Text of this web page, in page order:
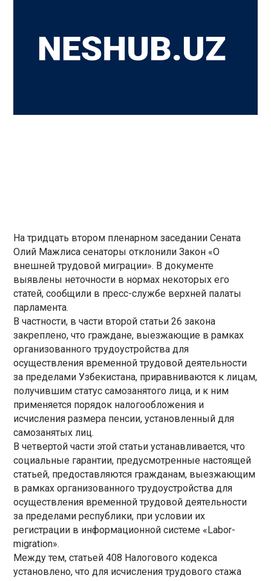
На тридцать втором пленарном заседании Сената
Олий Мажлиса сенаторы отклонили Закон «О
внешней трудовой миграции». В документе
выявлены неточности в нормах некоторых его
статей, сообщили в пресс-службе верхней палаты
парламента.
В частности, в части второй статьи 26 закона
закреплено, что граждане, выезжающие в рамках
организованного трудоустройства для
осуществления временной трудовой деятельности
за пределами Узбекистана, приравниваются к лицам,
получившим статус самозанятого лица, и к ним
применяется порядок налогообложения и
исчисления размера пенсии, установленный для
самозанятых лиц.
В четвертой части этой статьи устанавливается, что
социальные гарантии, предусмотренные настоящей
статьей, предоставляются гражданам, выезжающим
в рамках организованного трудоустройства для
осуществления временной трудовой деятельности
за пределами республики, при условии их
регистрации в информационной системе «Labor-
migration».
Между тем, статьей 408 Налогового кодекса
установлено, что для исчисления трудового стажа